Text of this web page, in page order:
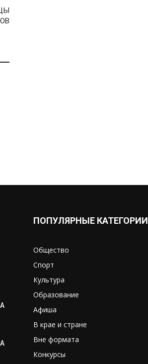
ПОПУЛЯРНЫЕ КАТЕГОРИИ
Общество
Спорт
Культура
Образование
Афиша
В крае и стране
Вне формата
Конкурсы